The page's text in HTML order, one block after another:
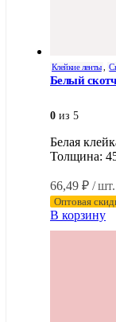
Клейкие ленты,
Белый
0 из 5
Белая
Толщина:
66,49 ₽ / шт.
Оптовая
В корзину